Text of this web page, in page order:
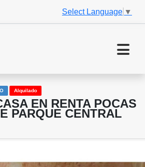
Select Language ▼
Alquilado
EN RENTA POCAS
PARQUE CENTRAL